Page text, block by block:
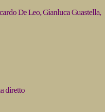
De Leo, Gianluca Guastella,
diretto